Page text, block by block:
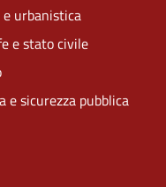
urbanistica
e stato civile
e sicurezza pubblica